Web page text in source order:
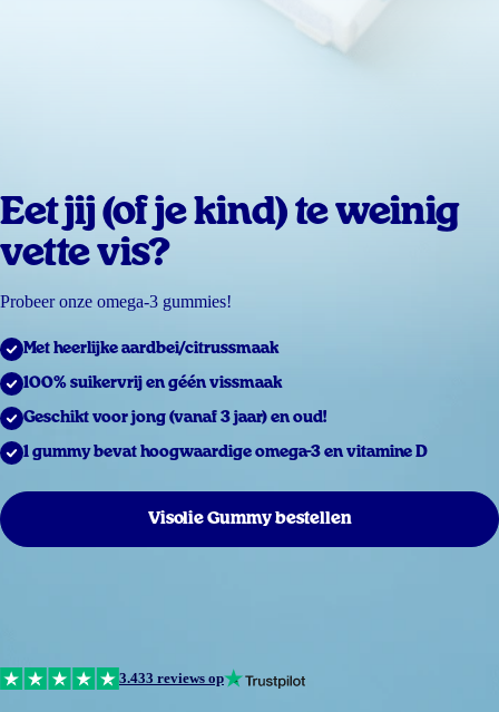
Eet jij (of je kind) te weinig
vette vis?
Probeer onze omega-3 gummies!
Met heerlijke aardbei/citrussmaak
100% suikervrij en géén vissmaak
Geschikt voor jong (vanaf 3 jaar) en oud!
1 gummy bevat hoogwaardige omega-3 en vitamine D
Visolie Gummy bestellen
3.433 reviews op